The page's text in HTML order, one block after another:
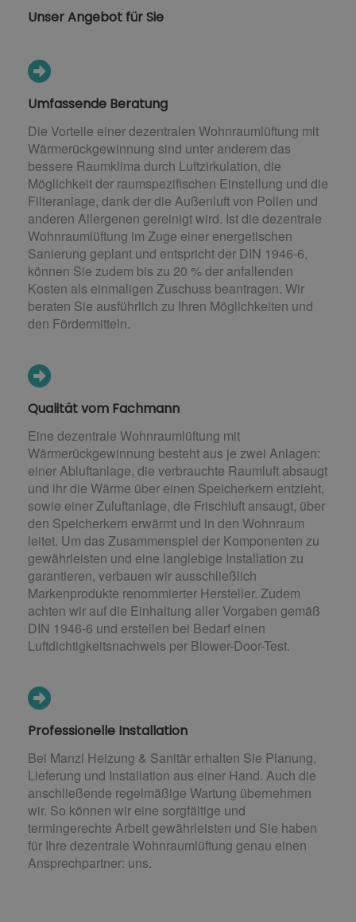
Unser Angebot für Sie
Umfassende Beratung
Die Vorteile einer dezentralen Wohnraumlüftung mit
Wärmerückgewinnung sind unter anderem das
bessere Raumklima durch Luftzirkulation, die
Möglichkeit der raumspezifischen Einstellung und die
Filteranlage, dank der die Außenluft von Pollen und
anderen Allergenen gereinigt wird. Ist die dezentrale
Wohnraumlüftung im Zuge einer energetischen
Sanierung geplant und entspricht der DIN 1946-6,
können Sie zudem bis zu 20 % der anfallenden
Kosten als einmaligen Zuschuss beantragen. Wir
beraten Sie ausführlich zu Ihren Möglichkeiten und
den Fördermitteln.
Qualität vom Fachmann
Eine dezentrale Wohnraumlüftung mit
Wärmerückgewinnung besteht aus je zwei Anlagen:
einer Abluftanlage, die verbrauchte Raumluft absaugt
und ihr die Wärme über einen Speicherkern entzieht,
sowie einer Zuluftanlage, die Frischluft ansaugt, über
den Speicherkern erwärmt und in den Wohnraum
leitet. Um das Zusammenspiel der Komponenten zu
gewährleisten und eine langlebige Installation zu
garantieren, verbauen wir ausschließlich
Markenprodukte renommierter Hersteller. Zudem
achten wir auf die Einhaltung aller Vorgaben gemäß
DIN 1946-6 und erstellen bei Bedarf einen
Luftdichtigkeitsnachweis per Blower-Door-Test.
Professionelle Installation
Bei Manzl Heizung & Sanitär erhalten Sie Planung,
Lieferung und Installation aus einer Hand. Auch die
anschließende regelmäßige Wartung übernehmen
wir. So können wir eine sorgfältige und
termingerechte Arbeit gewährleisten und Sie haben
für Ihre dezentrale Wohnraumlüftung genau einen
Ansprechpartner: uns.